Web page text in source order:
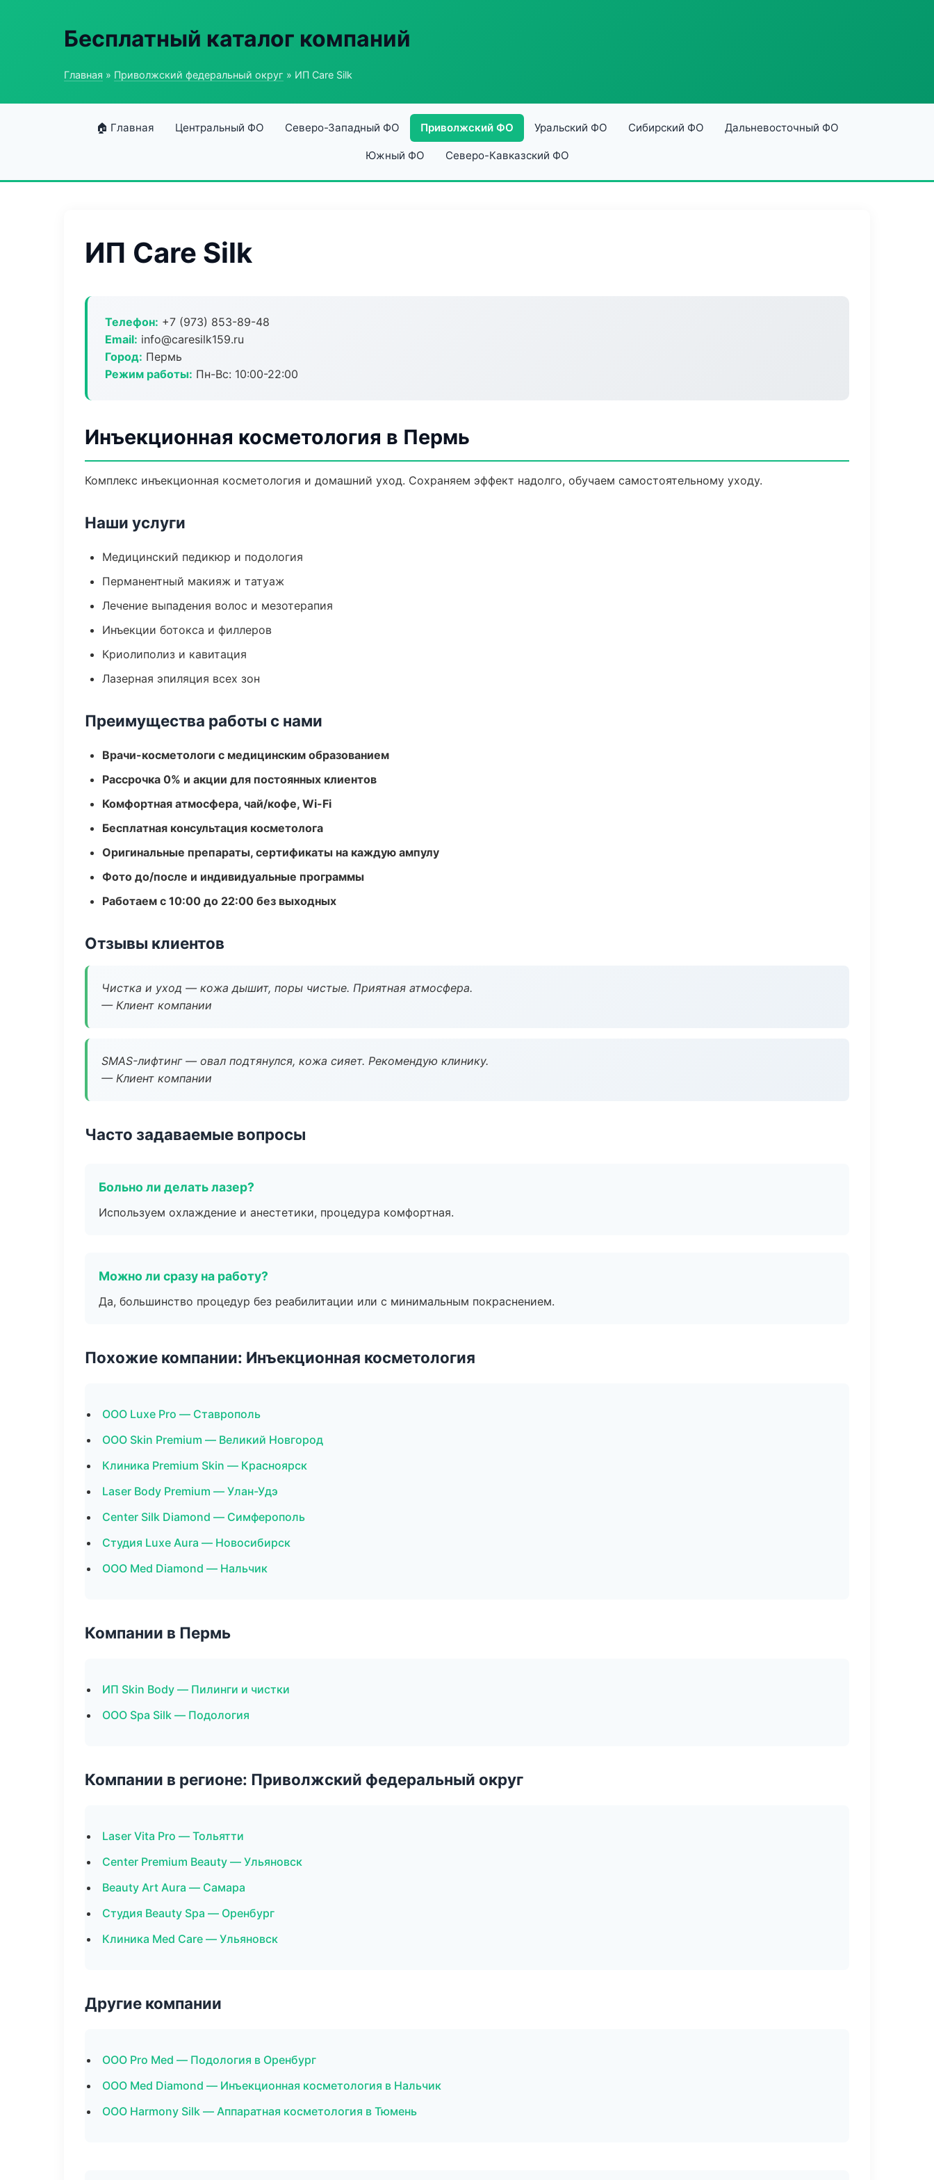
Бесплатный каталог компаний
Главная » Приволжский федеральный округ » ИП Care Silk
🏠 Главная Центральный ФО Северо-Западный ФО Приволжский ФО Уральский ФО Сибирский ФО Дальневосточный ФО
Южный ФО Северо-Кавказский ФО
ИП Care Silk
Телефон: +7 (973) 853-89-48
Email: info@caresilk159.ru
Город: Пермь
Режим работы: Пн-Вс: 10:00-22:00
Инъекционная косметология в Пермь
Комплекс инъекционная косметология и домашний уход. Сохраняем эффект надолго, обучаем самостоятельному уходу.
Наши услуги
Медицинский педикюр и подология
Перманентный макияж и татуаж
Лечение выпадения волос и мезотерапия
Инъекции ботокса и филлеров
Криолиполиз и кавитация
Лазерная эпиляция всех зон
Преимущества работы с нами
Врачи-косметологи с медицинским образованием
Рассрочка 0% и акции для постоянных клиентов
Комфортная атмосфера, чай/кофе, Wi-Fi
Бесплатная консультация косметолога
Оригинальные препараты, сертификаты на каждую ампулу
Фото до/после и индивидуальные программы
Работаем с 10:00 до 22:00 без выходных
Отзывы клиентов
Чистка и уход — кожа дышит, поры чистые. Приятная атмосфера.
— Клиент компании
SMAS-лифтинг — овал подтянулся, кожа сияет. Рекомендую клинику.
— Клиент компании
Часто задаваемые вопросы
Больно ли делать лазер?
Используем охлаждение и анестетики, процедура комфортная.
Можно ли сразу на работу?
Да, большинство процедур без реабилитации или с минимальным покраснением.
Похожие компании: Инъекционная косметология
ООО Luxe Pro — Ставрополь
ООО Skin Premium — Великий Новгород
Клиника Premium Skin — Красноярск
Laser Body Premium — Улан-Удэ
Center Silk Diamond — Симферополь
Студия Luxe Aura — Новосибирск
ООО Med Diamond — Нальчик
Компании в Пермь
ИП Skin Body — Пилинги и чистки
ООО Spa Silk — Подология
Компании в регионе: Приволжский федеральный округ
Laser Vita Pro — Тольятти
Center Premium Beauty — Ульяновск
Beauty Art Aura — Самара
Студия Beauty Spa — Оренбург
Клиника Med Care — Ульяновск
Другие компании
ООО Pro Med — Подология в Оренбург
ООО Med Diamond — Инъекционная косметология в Нальчик
ООО Harmony Silk — Аппаратная косметология в Тюмень